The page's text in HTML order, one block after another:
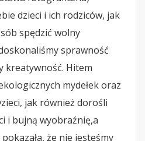
dzieci i ich rodziców, jak
spędzić wolny
sprawność
kreatywność. Hitem
mydełek oraz
jak również dorośli
i bujną wyobraźnię,a
że nie jesteśmy